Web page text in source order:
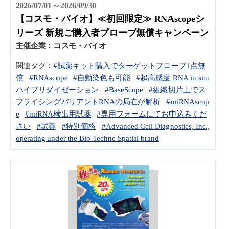
2026/07/01～2026/09/30
【コスモ・バイオ】≪初回限定≫ RNAscopeシ
リーズ 新規ご購入者プローブ無償キャンペーン
主催企業： コスモ・バイオ
関連タグ： #試薬キット購入でターゲットプローブ1点無
償
#RNAscope #自動染色も可能
#超高感度 RNA in situ
ハイブリダイゼーション
#BaseScope
#組織切片上でス
プライシングバリアントRNAの局在が解析
#miRNAscop
e
#miRNA検出用試薬
#専用フォームにてお申込みくだ
さい
#試薬 #特別価格
#Advanced Cell Diagnostics, Inc.,
operating under the Bio-Techne Spatial brand